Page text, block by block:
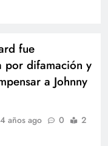
fue
por difamación y
a Johnny
4 años ago 0
2